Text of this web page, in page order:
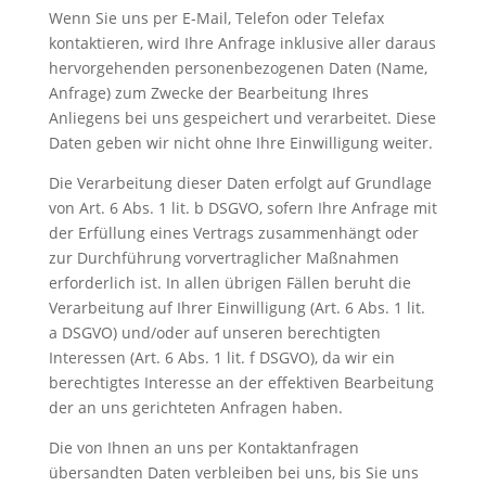
Wenn Sie uns per E-Mail, Telefon oder Telefax
kontaktieren, wird Ihre Anfrage inklusive aller daraus
hervorgehenden personenbezogenen Daten (Name,
Anfrage) zum Zwecke der Bearbeitung Ihres
Anliegens bei uns gespeichert und verarbeitet. Diese
Daten geben wir nicht ohne Ihre Einwilligung weiter.
Die Verarbeitung dieser Daten erfolgt auf Grundlage
von Art. 6 Abs. 1 lit. b DSGVO, sofern Ihre Anfrage mit
der Erfüllung eines Vertrags zusammenhängt oder
zur Durchführung vorvertraglicher Maßnahmen
erforderlich ist. In allen übrigen Fällen beruht die
Verarbeitung auf Ihrer Einwilligung (Art. 6 Abs. 1 lit.
a DSGVO) und/oder auf unseren berechtigten
Interessen (Art. 6 Abs. 1 lit. f DSGVO), da wir ein
berechtigtes Interesse an der effektiven Bearbeitung
der an uns gerichteten Anfragen haben.
Die von Ihnen an uns per Kontaktanfragen
übersandten Daten verbleiben bei uns, bis Sie uns